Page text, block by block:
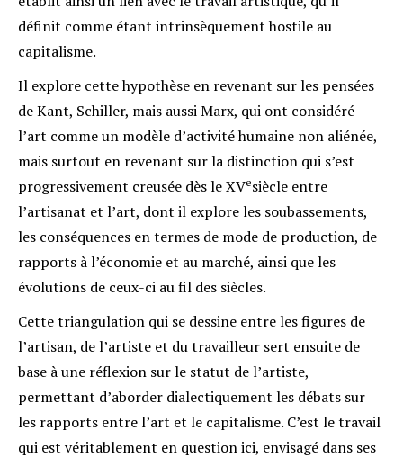
définit comme étant intrinsèquement hostile au
capitalisme.
Il explore cette hypothèse en revenant sur les pensées
de Kant, Schiller, mais aussi Marx, qui ont considéré
l’art comme un modèle d’activité humaine non aliénée,
mais surtout en revenant sur la distinction qui s’est
progressivement creusée dès le XVesiècle entre
l’artisanat et l’art, dont il explore les soubassements,
les conséquences en termes de mode de production, de
rapports à l’économie et au marché, ainsi que les
évolutions de ceux-ci au fil des siècles.
Cette triangulation qui se dessine entre les figures de
l’artisan, de l’artiste et du travailleur sert ensuite de
base à une réflexion sur le statut de l’artiste,
permettant d’aborder dialectiquement les débats sur
les rapports entre l’art et le capitalisme. C’est le travail
qui est véritablement en question ici, envisagé dans ses